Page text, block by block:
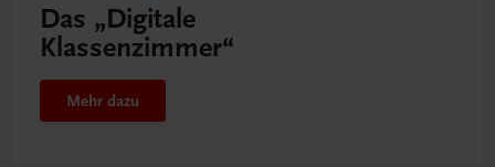
Das „Digitale
Klassenzimmer“
Mehr dazu